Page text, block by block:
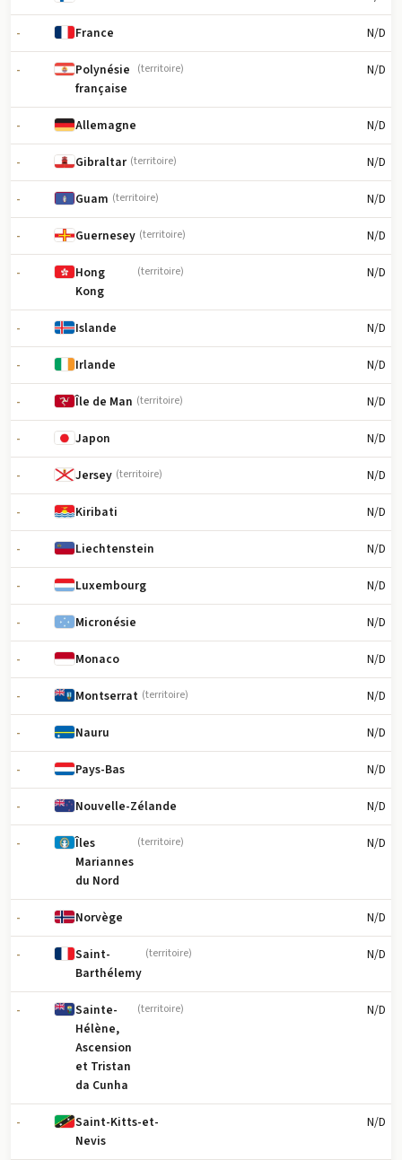
- France N/D
-
Polynésie
française
(territoire) N/D
- Allemagne N/D
- Gibraltar (territoire) N/D
- Guam (territoire) N/D
- Guernesey (territoire) N/D
-
Hong
Kong
(territoire) N/D
- Islande N/D
- Irlande N/D
- Île de Man (territoire) N/D
- Japon N/D
- Jersey (territoire) N/D
- Kiribati N/D
- Liechtenstein N/D
- Luxembourg N/D
- Micronésie N/D
- Monaco N/D
- Montserrat (territoire) N/D
- Nauru N/D
- Pays-Bas N/D
- Nouvelle-Zélande N/D
-
Îles
Mariannes
du Nord
(territoire) N/D
- Norvège N/D
-
Saint-
Barthélemy
(territoire) N/D
-
Sainte-
Hélène,
Ascension
et Tristan
da Cunha
(territoire) N/D
-
Saint-Kitts-et-
Nevis
N/D